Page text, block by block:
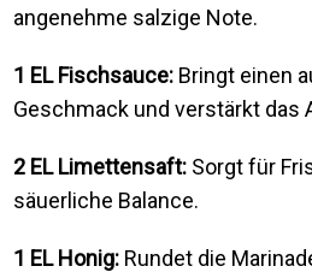
angenehme salzige Note.
1 EL Fischsauce: Bringt einen
Geschmack und verstärkt das
2 EL Limettensaft: Sorgt für
säuerliche Balance.
1 EL Honig: Rundet die